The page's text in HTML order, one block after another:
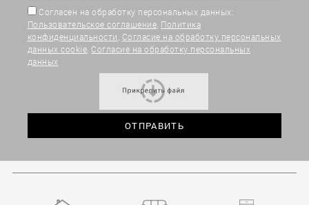
Согласен на обработку персональных данных:
Пользовательское соглашение Политика
конфиденциальности Согласие на обработку персональных
данных cookie Согласие на обработку персональных
данных